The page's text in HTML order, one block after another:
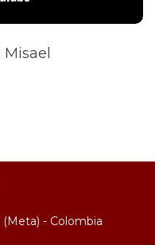
(Meta) - Colombia